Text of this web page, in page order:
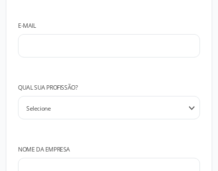
E-MAIL
QUAL SUA PROFISSÃO?
NOME DA EMPRESA